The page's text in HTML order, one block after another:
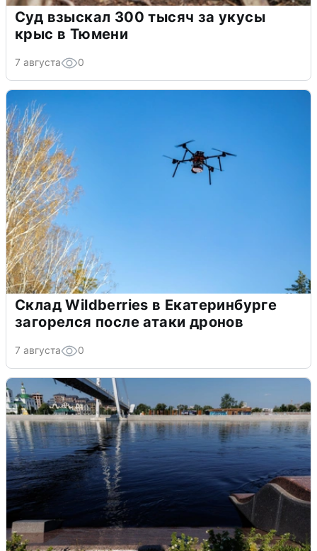
Суд взыскал 300 тысяч за укусы
крыс в Тюмени
7 августа 0
Склад Wildberries в Екатеринбурге
загорелся после атаки дронов
7 августа 0